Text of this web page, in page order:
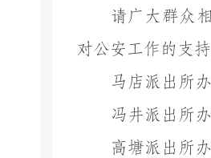
请广大群众
对公安工作的支持
马店派出所
冯井派出所办
高塘派出所